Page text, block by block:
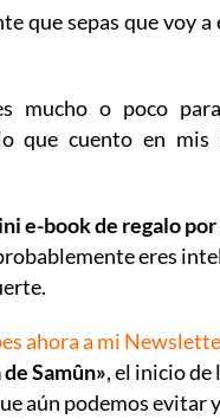
que sepas que voy
mucho o poco
que cuento en mis
e-book de regalo
eres
ahora a mi
Samûn», el inicio de
aún podemos evitar